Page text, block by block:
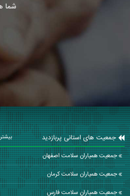
شما
جمعیت های استانی پربازدید
جمعیت همیاران سلامت اصفهان
جمعیت همیاران سلامت كرمان
جمعیت همیاران سلامت فارس